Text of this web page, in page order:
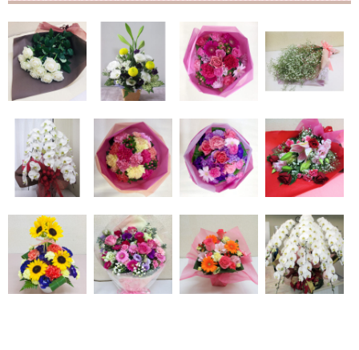
ユリ[百合]
ガーベラ
カーネーション
チューリップ
予算
3,000～4,999円
5,000～9,999円